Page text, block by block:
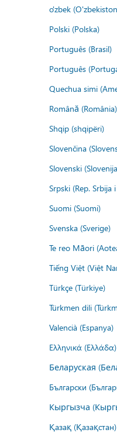
o'zbek
Polski (Polska)
Português (Brasil)
Português
Quechua simi
Română (România)
Shqip (shqipëri)
Slovenčina
Slovenski
Srpski (Rep. Srbija
Suomi (Suomi)
Svenska (Sverige)
Te reo Māori
Tiếng Việt (Việt
Türkçe (Türkiye)
Türkmen dili
Valencià (Espanya)
Ελληνικά (Ελλάδα)
Беларуская
Български
Кыргызча
Қазақ (Қазақстан)